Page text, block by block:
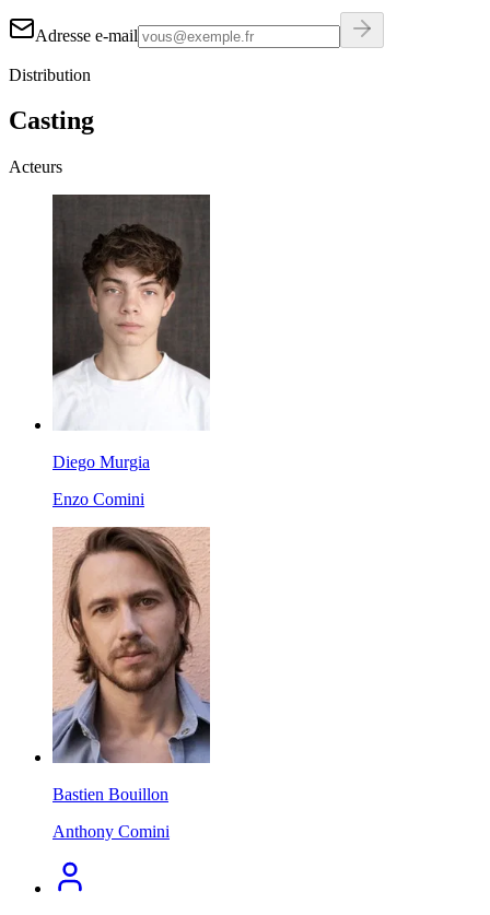
Adresse e-mail
Distribution
Casting
Acteurs
Diego Murgia
Enzo Comini
Bastien Bouillon
Anthony Comini